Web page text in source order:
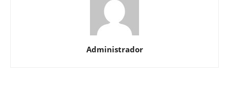
Administrador